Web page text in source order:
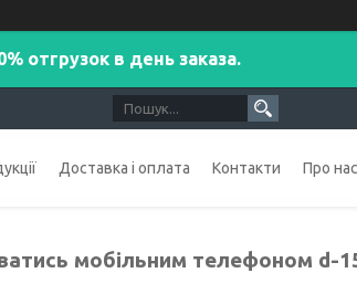
отгрузок в день заказа.
Доставка і оплата Контакти Про нас
мобільним телефоном d-